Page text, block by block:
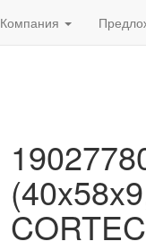
Компания